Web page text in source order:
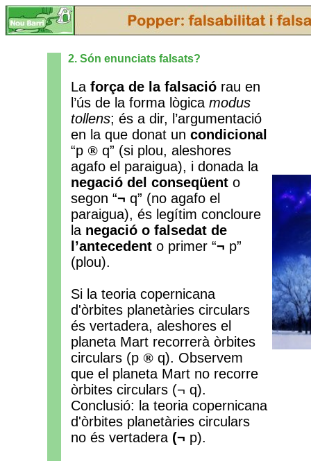
2. Són enunciats falsats?
La força de la falsació rau en
l’ús de la forma lògica modus
tollens; és a dir, l’argumentació
en la que donat un condicional
“p ® q” (si plou, aleshores
agafo el paraigua), i donada la
negació del conseqüent o
segon “¬ q” (no agafo el
paraigua), és legítim concloure
la negació o falsedat de
l’antecedent o primer “¬ p”
(plou).
Si la teoria copernicana
d'òrbites planetàries circulars
és vertadera, aleshores el
planeta Mart recorrerà òrbites
circulars (p ® q). Observem
que el planeta Mart no recorre
òrbites circulars (¬ q).
Conclusió: la teoria copernicana
d'òrbites planetàries circulars
no és vertadera (¬ p).